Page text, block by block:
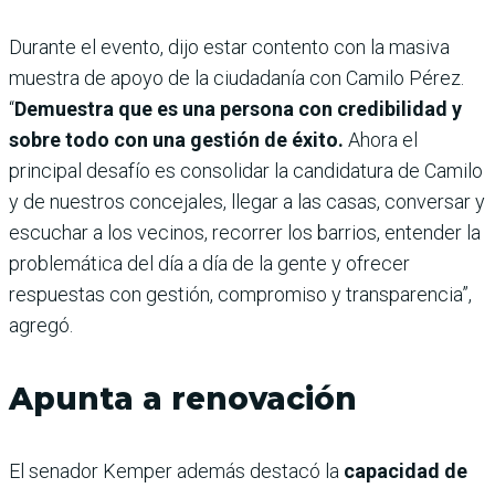
Durante el evento, dijo estar contento con la masiva
muestra de apoyo de la ciudadanía con Camilo Pérez.
“Demuestra que es una persona con credibilidad y
sobre todo con una gestión de éxito. Ahora el
principal desafío es consolidar la candidatura de Camilo
y de nuestros concejales, llegar a las casas, conversar y
escuchar a los vecinos, recorrer los barrios, entender la
problemática del día a día de la gente y ofrecer
respuestas con gestión, compromiso y transparencia”,
agregó.
Apunta a renovación
El senador Kemper además destacó la capacidad de